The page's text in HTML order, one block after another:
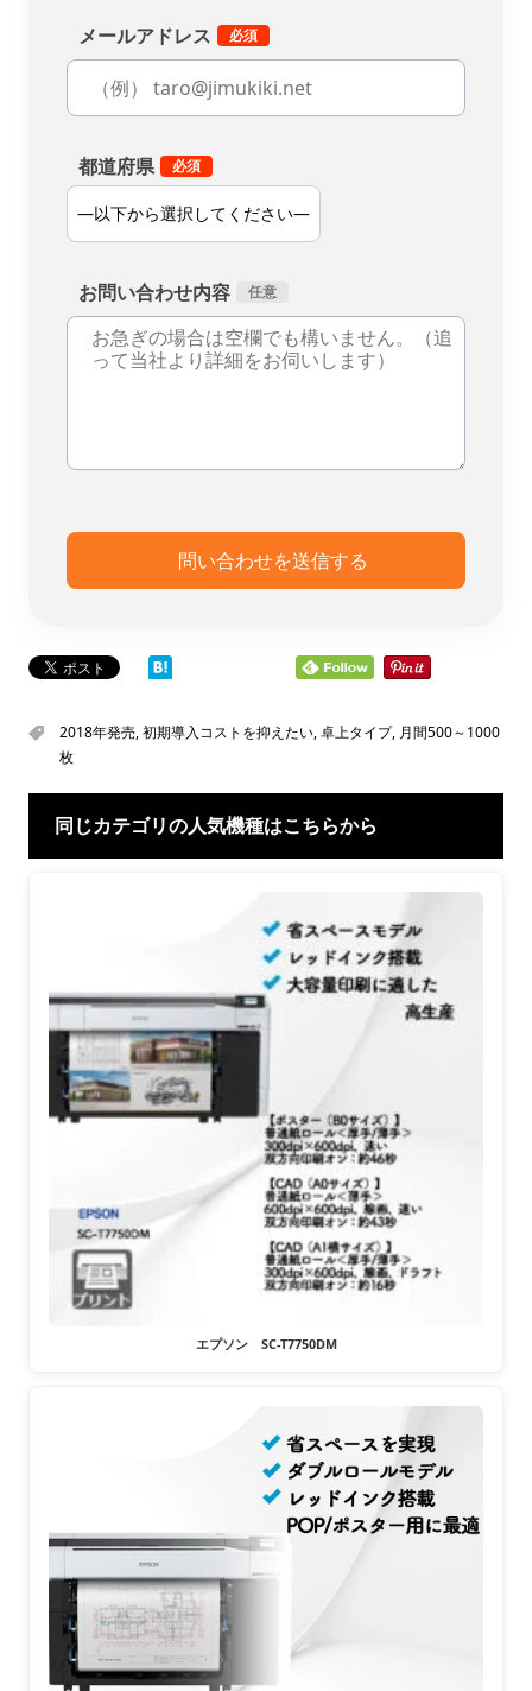
メールアドレス
都道府県
お問い合わせ内容
2018年発売,初期導入コストを抑えたい,卓上タイプ, 月間500～1000
枚
同じカテゴリの人気機種はこちらから
エプソン SC-T7750DM